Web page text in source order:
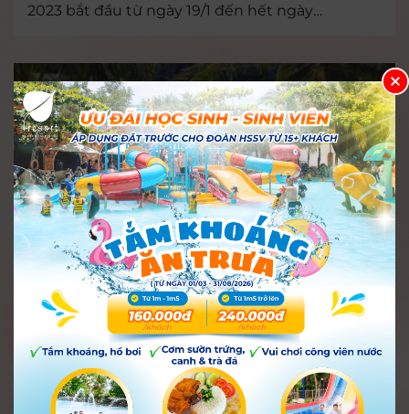
2023 bắt đầu từ ngày 19/1 đến hết ngày
BẢNG GIÁ VÉ BÙN KHOÁNG NÓNG I-
RESORT NHA TRANG 2026